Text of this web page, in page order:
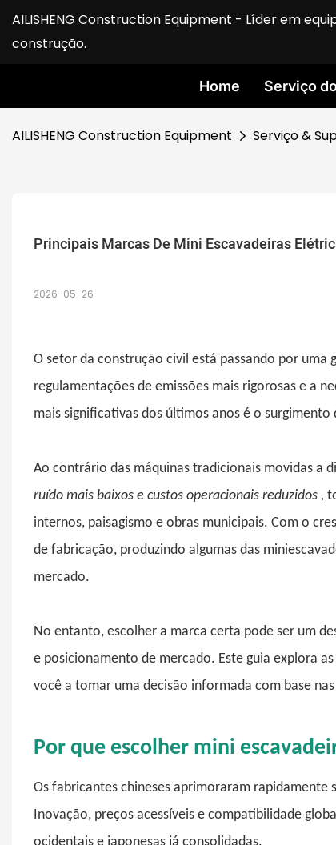
AILISHENG Construction Equipment - Líder em
construção.
Home Serviço
AILISHENG Construction Equipment Serviço &
Principais Marcas De Mini Escavadeiras
2026-05-26
O setor da construção civil está passando por
regulamentações de emissões mais rigorosas e a
mais significativas dos últimos anos é o surgimento
Ao contrário das máquinas tradicionais movidas a
ruído mais baixos e custos operacionais reduzidos ,
internos, paisagismo e obras municipais. Com o
de fabricação, produzindo algumas das
mercado.
No entanto, escolher a marca certa pode ser um
e posicionamento de mercado. Este guia explora as
você a tomar uma decisão informada com base
Por que escolher mini
Os fabricantes chineses aprimoraram rapidamente
Inovação, preços acessíveis e compatibilidade global
ocidentais e japonesas já consolidadas.